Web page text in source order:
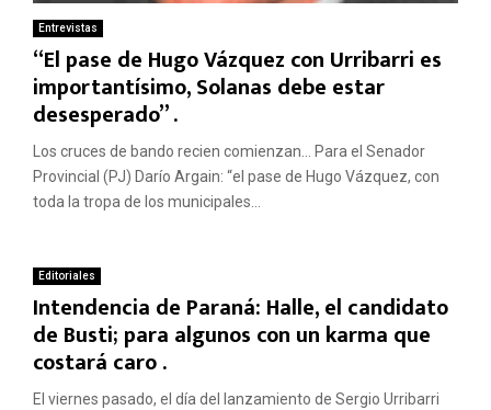
Entrevistas
“El pase de Hugo Vázquez con Urribarri es
importantísimo, Solanas debe estar
desesperado” .
Los cruces de bando recien comienzan… Para el Senador
Provincial (PJ) Darío Argain: “el pase de Hugo Vázquez, con
toda la tropa de los municipales...
Editoriales
Intendencia de Paraná: Halle, el candidato
de Busti; para algunos con un karma que
costará caro .
El viernes pasado, el día del lanzamiento de Sergio Urribarri